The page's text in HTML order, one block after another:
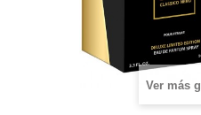
Ver más